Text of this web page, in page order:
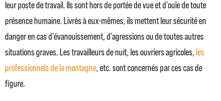
leur poste de travail. Ils sont hors de portée de vue et d’ouïe de toute
présence humaine. Livrés à eux-mêmes, ils mettent leur sécurité en
danger en cas d’évanouissement, d’agressions ou de toutes autres
situations graves. Les travailleurs de nuit, les ouvriers agricoles, les
professionnels de la montagne, etc. sont concernés par ces cas de
figure.